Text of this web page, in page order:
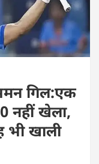
गिल:एक
नहीं खेला,
खाली